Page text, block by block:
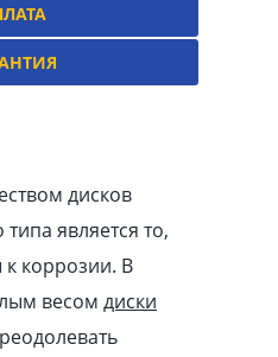
дисков
является то,
коррозии. В
весом диски